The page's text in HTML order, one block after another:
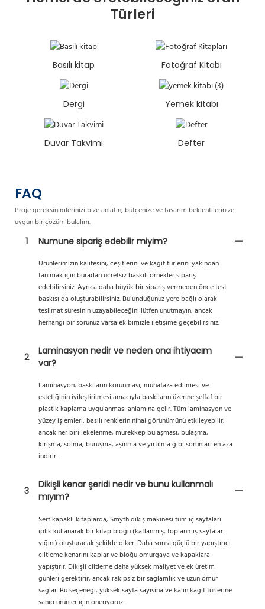
Türleri
Basılı kitap Fotoğraf Kitabı
Dergi Yemek kitabı
Duvar Takvimi Defter
FAQ
Proje gereksinimlerinizi bize anlatın, bütçenize ve tasarım beklentilerinize
uygun bir çözüm bulalım.
1
Numune sipariş edebilir miyim?
Ürünlerimizin kalitesini, çeşitlerini ve kağıt türlerini yakından
tanımak için buradan ücretsiz baskılı örnekler sipariş
edebilirsiniz. Ayrıca daha büyük bir sipariş vermeden önce test
baskısı da oluşturabilirsiniz. Bulunduğunuz yere bağlı olarak
teslimat süresinin uzayabileceğini lütfen unutmayın, ancak
herhangi bir sorunuz varsa ekibimizle iletişime geçebilirsiniz.
2
Laminasyon nedir ve neden ona ihtiyacım
var?
Laminasyon, baskıların korunması, muhafaza edilmesi ve
estetiğinin iyileştirilmesi amacıyla baskıların üzerine şeffaf bir
plastik kaplama uygulanması anlamına gelir. Tüm laminasyon ve
yüzey işlemleri, basılı renklerin nihai görünümünü etkileyebilir,
ancak her biri lekelenme, mürekkep bulaşması, bulaşma,
kırışma, solma, buruşma, aşınma ve yırtılma gibi sorunları en aza
indirir.
3
Dikişli kenar şeridi nedir ve bunu kullanmalı
mıyım?
Sert kapaklı kitaplarda, Smyth dikiş makinesi tüm iç sayfaları
iplik kullanarak bir kitap bloğu (katlanmış, toplanmış sayfalar
yığını) oluşturacak şekilde diker. Daha sonra güçlü bir yapıştırıcı
ciltleme kenarını kaplar ve bloğu omurgaya ve kapaklara
yapıştırır. Dikişli ciltleme daha yüksek maliyet ve ek üretim
günleri gerektirir, ancak rakipsiz bir sağlamlık ve uzun ömür
sağlar. Bu seçeneği, yüksek sayfa sayısına ve kalın kağıt türlerine
sahip ürünler için öneriyoruz.